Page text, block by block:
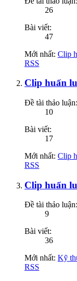
26
Bài viết:
47
Mới nhất: Clip
RSS
Clip huấn
Đề tài thảo luận:
10
Bài viết:
17
Mới nhất: Clip
RSS
Clip huấn
Đề tài thảo luận:
9
Bài viết:
36
Mới nhất: Kỹ
RSS